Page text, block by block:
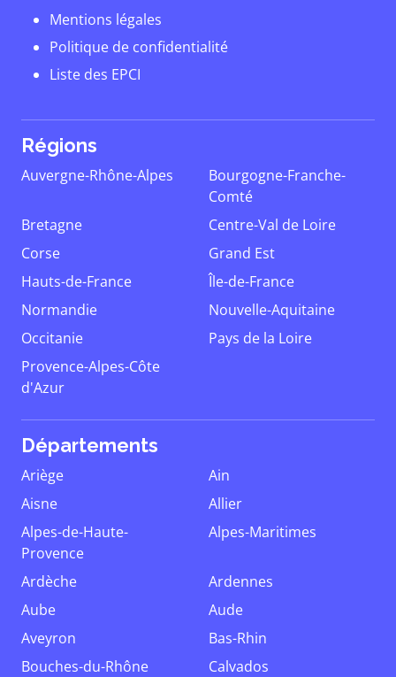
Mentions légales
Politique de confidentialité
Liste des EPCI
Régions
Auvergne-Rhône-Alpes
Bourgogne-Franche-
Comté
Bretagne
Centre-Val de Loire
Corse
Grand Est
Hauts-de-France
Île-de-France
Normandie
Nouvelle-Aquitaine
Occitanie
Pays de la Loire
Provence-Alpes-Côte
d'Azur
Départements
Ariège
Ain
Aisne
Allier
Alpes-de-Haute-
Provence
Alpes-Maritimes
Ardèche
Ardennes
Aube
Aude
Aveyron
Bas-Rhin
Bouches-du-Rhône
Calvados